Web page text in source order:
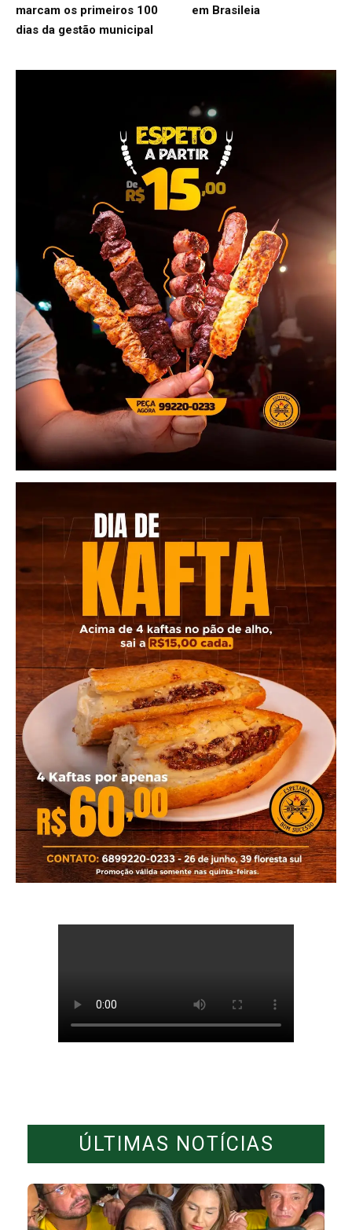
marcam os primeiros 100
dias da gestão municipal
em Brasileia
ÚLTIMAS NOTÍCIAS